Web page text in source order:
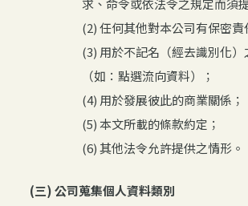
求、命令或依法令之規定而須
(2) 任何其他對本公司有保密責
(3) 用於不記名（經去識別化）
（如：點選流向資料）；
(4) 用於發展彼此的商業關係；
(5) 本文所載的條款約定；
(6) 其他法令允許提供之情形。
(三) 公司蒐集個人資料類別